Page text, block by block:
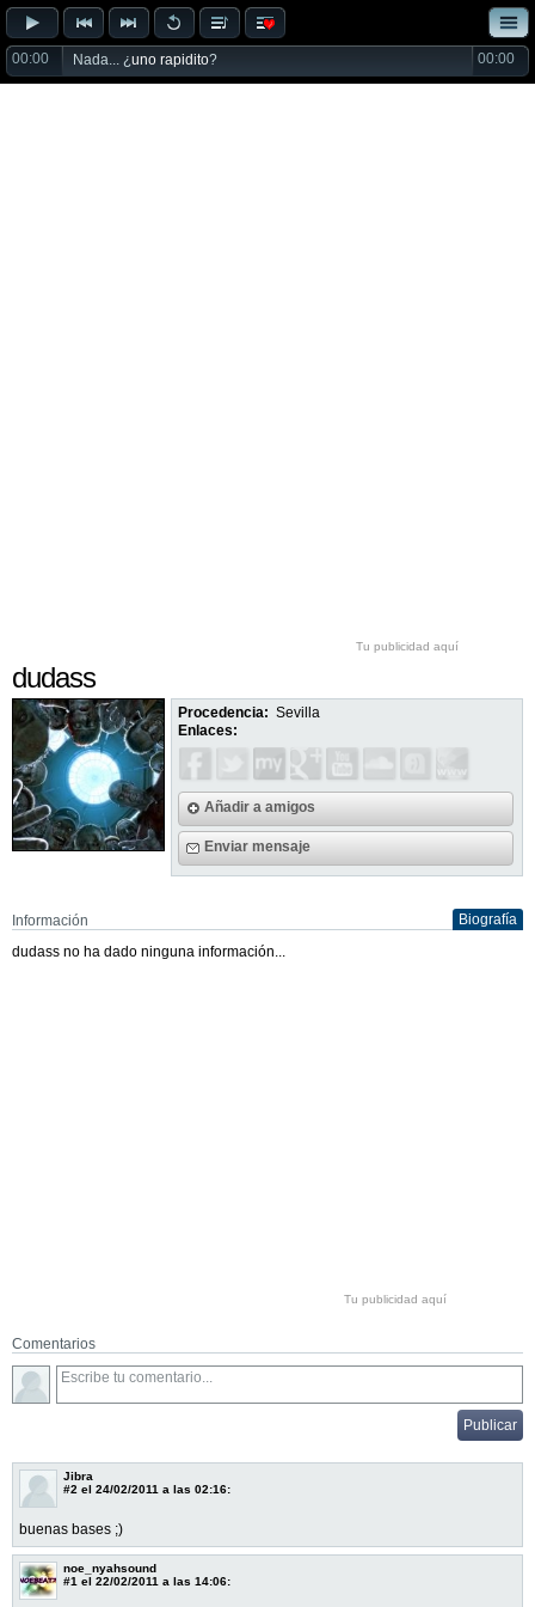
00:00 Nada... ¿uno rapidito? 00:00
Tu publicidad aquí
dudass
Procedencia: Sevilla
Enlaces:
Añadir a amigos
Enviar mensaje
Información
Biografía
dudass no ha dado ninguna información...
Tu publicidad aquí
Comentarios
Jibra
#2 el 24/02/2011 a las 02:16:
buenas bases ;)
noe_nyahsound
#1 el 22/02/2011 a las 14:06: